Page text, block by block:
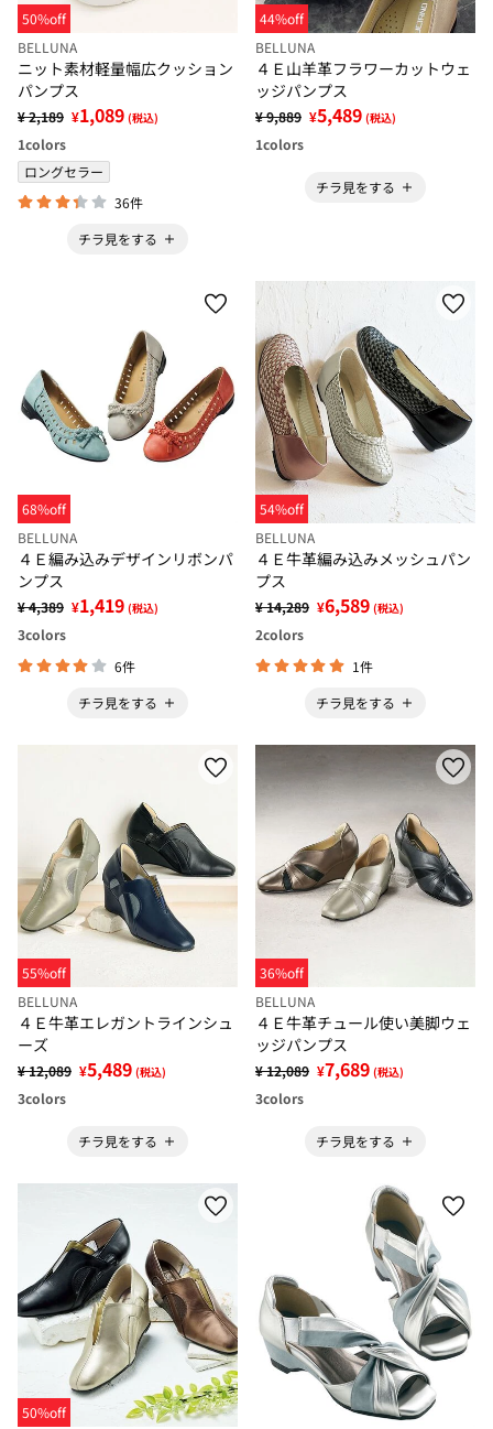
50%off
BELLUNA
ニット素材軽量幅広クッション
パンプス
¥ 2,189 ¥1,089 (税込)
1colors
ロングセラー
36件
チラ見をする
44%off
BELLUNA
４Ｅ山羊革フラワーカットウェ
ッジパンプス
¥ 9,889 ¥5,489 (税込)
1colors
チラ見をする
68%off
BELLUNA
４Ｅ編み込みデザインリボンパ
ンプス
¥ 4,389 ¥1,419 (税込)
3colors
6件
チラ見をする
54%off
BELLUNA
４Ｅ牛革編み込みメッシュパン
プス
¥ 14,289 ¥6,589 (税込)
2colors
1件
チラ見をする
55%off
BELLUNA
４Ｅ牛革エレガントラインシュ
ーズ
¥ 12,089 ¥5,489 (税込)
3colors
チラ見をする
36%off
BELLUNA
４Ｅ牛革チュール使い美脚ウェ
ッジパンプス
¥ 12,089 ¥7,689 (税込)
3colors
チラ見をする
50%off